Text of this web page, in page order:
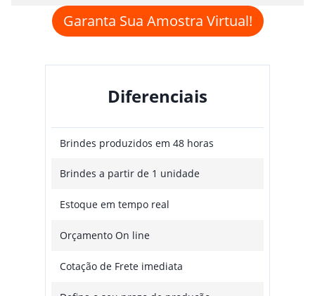
Garanta Sua Amostra Virtual!
Diferenciais
Brindes produzidos em 48 horas
Brindes a partir de 1 unidade
Estoque em tempo real
Orçamento On line
Cotação de Frete imediata